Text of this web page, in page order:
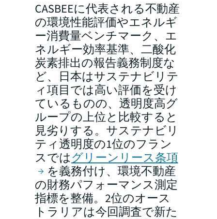
CASBEEに代表される不動産
の環境性能評価やエネルギ
ー消費量ベンチマーク、エ
ネルギー効率基準、二酸化
炭素排出の報告義務制度な
ど、日本はサステナビリテ
ィ項目では高い評価を受け
ているものの、透明度高グ
ループの上位と比較すると
見劣りする。サステナビリ
ティ透明度の1位のフラン
スではグリーンリース条項
を義務付け、環境不動産
の財務パフォーマンス測定
指標を整備。2位のオース
トラリアは今回調査で新た